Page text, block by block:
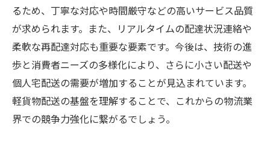
るため、丁寧な対応や時間厳守などの高いサービス品質
が求められます。また、リアルタイムの配達状況連絡や
柔軟な再配達対応も重要な要素です。今後は、技術の進
歩と消費者ニーズの多様化により、さらに小さい配送や
個人宅配送の需要が増加することが見込まれています。
軽貨物配送の基盤を理解することで、これからの物流業
界での競争力強化に繋がるでしょう。